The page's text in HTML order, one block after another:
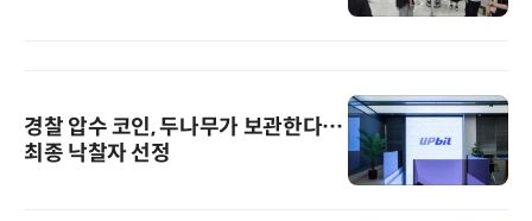
경찰 압수 코인, 두나무가 보관한다…
최종 낙찰자 선정